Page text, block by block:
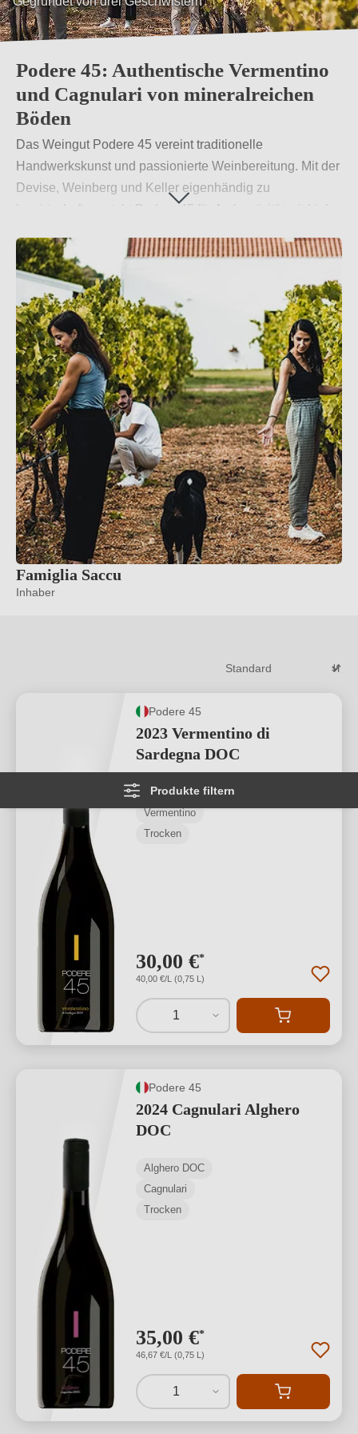
Podere 45: Authentische Vermentino
und Cagnulari von mineralreichen
Böden
Das Weingut Podere 45 vereint traditionelle
Handwerkskunst und passionierte Weinbereitung. Mit der
Devise, Weinberg und Keller eigenhändig zu
bewirtschaften, steht Podere 45 für Authentizität mit Liebe
persönliche Note im Weinbau machen die Weine von
Podere 45 einzigartig.
Famiglia Saccu
Inhaber
Produkte filtern
Podere 45
2023 Vermentino di
Sardegna DOC
Vermentino di Sardegna DOC
Vermentino
Trocken
30,00 €*
40,00 €/L (0,75 L)
1
Podere 45
2024 Cagnulari Alghero
DOC
Alghero DOC
Cagnulari
Trocken
35,00 €*
46,67 €/L (0,75 L)
1